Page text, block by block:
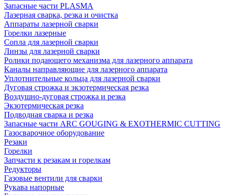
Запасные части PLASMA
Лазерная сварка, резка и очистка
Аппараты лазерной сварки
Горелки лазерные
Сопла для лазерной сварки
Линзы для лазерной сварки
Ролики подающего механизма для лазерного аппарата
Каналы направляющие для лазерного аппарата
Уплотнительные кольца для лазерной сварки
Дуговая строжка и экзотермическая резка
Воздушно-дуговая строжка и резка
Экзотермическая резка
Подводная сварка и резка
Запасные части ARC GOUGING & EXOTHERMIC CUTTING
Газосварочное оборудование
Резаки
Горелки
Запчасти к резакам и горелкам
Редукторы
Газовые вентили для сварки
Рукава напорные